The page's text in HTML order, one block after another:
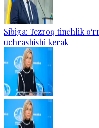
Sibiga: Tezroq tinchlik
uchrashishi kerak